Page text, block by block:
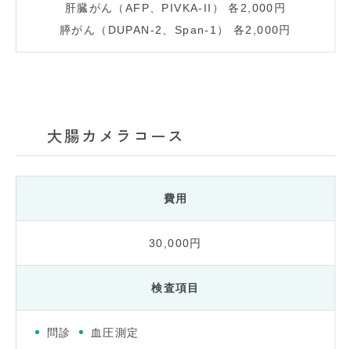
肝臓がん（AFP、PIVKA-II） 各2,000円
膵がん（DUPAN-2、Span-1） 各2,000円
大腸カメラコース
費用
30,000円
検査項目
問診
血圧測定